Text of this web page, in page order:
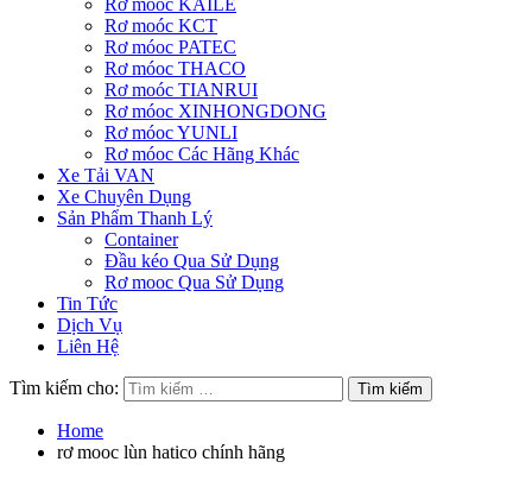
Rơ móoc KAILE
Rơ moóc KCT
Rơ móoc PATEC
Rơ móoc THACO
Rơ moóc TIANRUI
Rơ móoc XINHONGDONG
Rơ móoc YUNLI
Rơ móoc Các Hãng Khác
Xe Tải VAN
Xe Chuyên Dụng
Sản Phẩm Thanh Lý
Container
Đầu kéo Qua Sử Dụng
Rơ mooc Qua Sử Dụng
Tin Tức
Dịch Vụ
Liên Hệ
Tìm kiếm cho:
Home
rơ mooc lùn hatico chính hãng